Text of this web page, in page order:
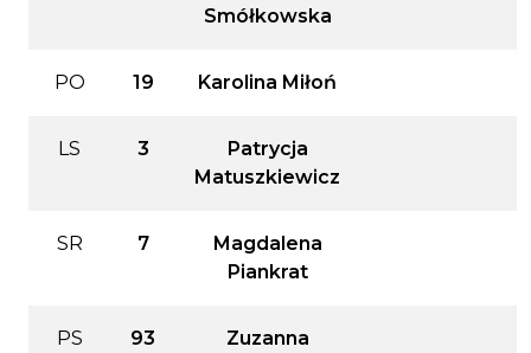
Smółkowska
PO 19 Karolina Miłoń
LS 3
Patrycja
Matuszkiewicz
SR 7
Magdalena
Piankrat
PS 93
Zuzanna